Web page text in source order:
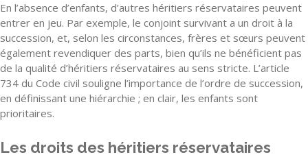
En l’absence d’enfants, d’autres héritiers réservataires peuvent
entrer en jeu. Par exemple, le conjoint survivant a un droit à la
succession, et, selon les circonstances, frères et sœurs peuvent
également revendiquer des parts, bien qu’ils ne bénéficient pas
de la qualité d’héritiers réservataires au sens stricte. L’article
734 du Code civil souligne l’importance de l’ordre de succession,
en définissant une hiérarchie ; en clair, les enfants sont
prioritaires.
Les droits des héritiers réservataires